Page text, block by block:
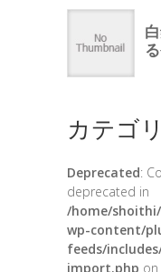
カテゴ
Deprecated:
deprecated in
/home/
wp-content/
feeds/
import.php on